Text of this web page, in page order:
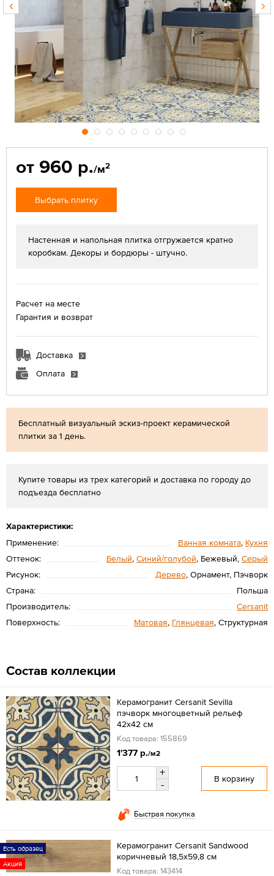
Бесплатный визуальный эскиз-проект керамической
плитки за 1 день.
Купите товары из трех категорий и доставка по городу до
подъезда бесплатно
Характеристики:
Применение:
Ванная комната, Кухня
Оттенок:
Белый, Синий/голубой, Бежевый, Серый
Рисунок:
Дерево, Орнамент, Пэчворк
Страна:
Польша
Производитель:
Cersanit
Поверхность:
Матовая, Глянцевая, Структурная
от 960 р./м2
Выбрать плитку
Настенная и напольная плитка отгружается кратно
коробкам. Декоры и бордюры - штучно.
Расчет на месте
Гарантия и возврат
Доставка
Оплата
Состав коллекции
Керамогранит Cersanit Sevilla
пэчворк многоцветный рельеф
42x42 см
Код товара: 155869
1'377 р./м2
+
-
В корзину
Быстрая покупка
Есть образец
Акция
Керамогранит Cersanit Sandwood
коричневый 18,5х59,8 см
Код товара: 143414